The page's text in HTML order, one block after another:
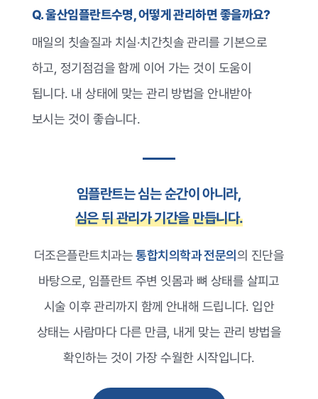
Q. 울산임플란트수명, 어떻게 관리하면 좋을까요?
매일의 칫솔질과 치실·치간칫솔 관리를 기본으로
하고, 정기점검을 함께 이어 가는 것이 도움이
됩니다. 내 상태에 맞는 관리 방법을 안내받아
보시는 것이 좋습니다.
임플란트는 심는 순간이 아니라,
심은 뒤 관리가 기간을 만듭니다.
더조은플란트치과는통합치의학과 전문의 의 진단을
바탕으로, 임플란트 주변 잇몸과 뼈 상태를 살피고
시술 이후 관리까지 함께 안내해 드립니다. 입안
상태는 사람마다 다른 만큼, 내게 맞는 관리 방법을
확인하는 것이 가장 수월한 시작입니다.